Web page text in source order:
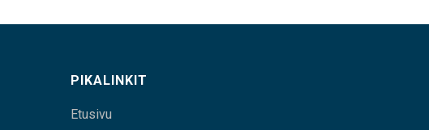
PIKALINKIT
Etusivu